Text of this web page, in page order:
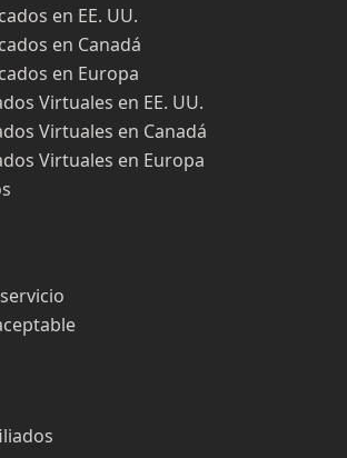
en EE. UU.
en Canadá
en Europa
Virtuales en EE. UU.
Virtuales en Canadá
Virtuales en Europa